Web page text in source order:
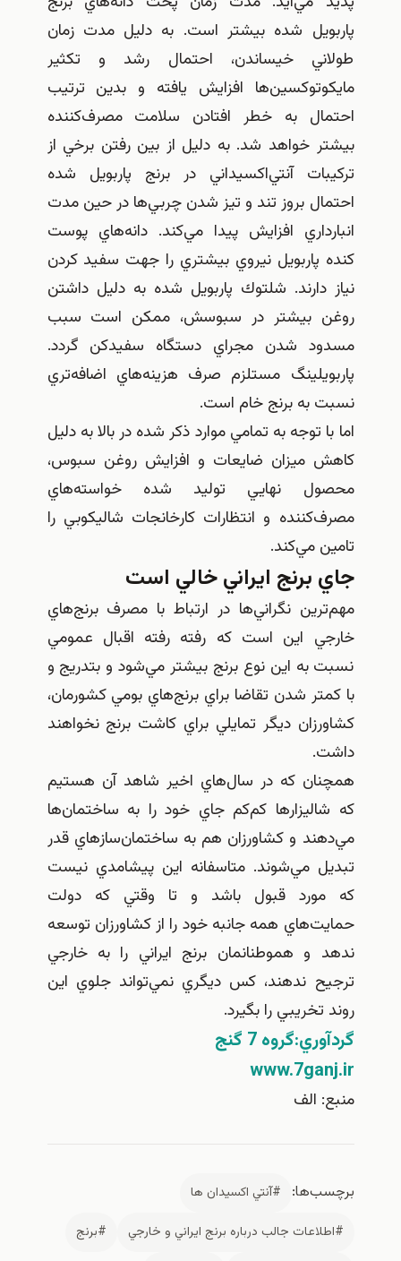
پاربويل شده بيشتر است. به دليل مدت زمان
طولاني خيساندن، احتمال رشد و تكثير
مايكوتوكسين‌ها افزايش يافته و بدين ترتيب
احتمال به خطر افتادن سلامت مصرف‌كننده
بيشتر خواهد شد. به دليل از بين رفتن برخي از
تركيبات آنتي‌اكسيداني در برنج پاربويل شده
احتمال بروز تند و تيز شدن چربي‌ها در حين مدت
انبارداري افزايش پيدا مي‌كند. دانه‌هاي پوست
كنده پاربويل نيروي بيشتري را جهت سفيد كردن
نياز دارند. شلتوك پاربويل شده به دليل داشتن
روغن بيشتر در سبوسش، ممكن است سبب
مسدود شدن مجراي دستگاه سفيدكن گردد.
پاربويلينگ مستلزم صرف هزينه‌هاي اضافه‌تري
نسبت به برنج خام است.
اما با توجه به تمامي موارد ذكر شده در بالا به دليل
كاهش ميزان ضايعات و افزايش روغن سبوس،
محصول نهايي توليد شده خواسته‌هاي
مصرف‌كننده و انتظارات كارخانجات شاليكوبي را
تامين مي‌كند.
جاي برنج ايراني خالي است
مهم‌ترين نگراني‌ها در ارتباط با مصرف برنج‌هاي
خارجي اين است كه رفته رفته اقبال عمومي
نسبت به اين نوع برنج بيشتر مي‌شود و بتدريج و
با كمتر شدن تقاضا براي برنج‌هاي بومي كشورمان،
كشاورزان ديگر تمايلي براي كاشت برنج نخواهند
داشت.
همچنان كه در سال‌هاي اخير شاهد آن هستيم
كه شاليزارها كم‌كم جاي خود را به ساختمان‌ها
مي‌دهند و كشاورزان هم به ساختمان‌سازهاي قدر
تبديل مي‌شوند. متاسفانه اين پيشامدي نيست
كه مورد قبول باشد و تا وقتي كه دولت
حمايت‌هاي همه جانبه خود را از كشاورزان توسعه
ندهد و هموطنانمان برنج ايراني را به خارجي
ترجيح ندهند، كس ديگري نمي‌تواند جلوي اين
روند تخريبي را بگيرد.
گردآوري:‌گروه 7 گنج
www.7ganj.ir
منبع: الف
برچسب‌ها:
#آنتي اكسيدان ها
#اطلاعات جالب درباره برنج ايراني و خارجي
#برنج